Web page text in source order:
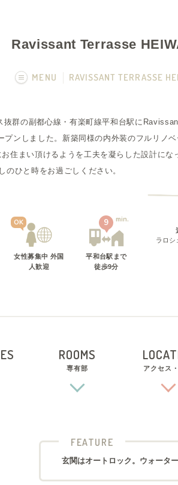
Ravissant Terrasse
MENU RAVISSANT TERRASSE
抜群の副都心線・有楽町線平和台駅に
ンしました。新築同様の内外装のフルリノ
住まい頂けるようを工夫を凝らした設計に
のひと時をお過ごしください。
OK
女性募集中 外国
人歓迎
9 min.
平和台駅 まで
徒歩9分
ラロシ
ROOMS
専有部 アクセス
FEATURE
玄関はオートロック。ウォータ